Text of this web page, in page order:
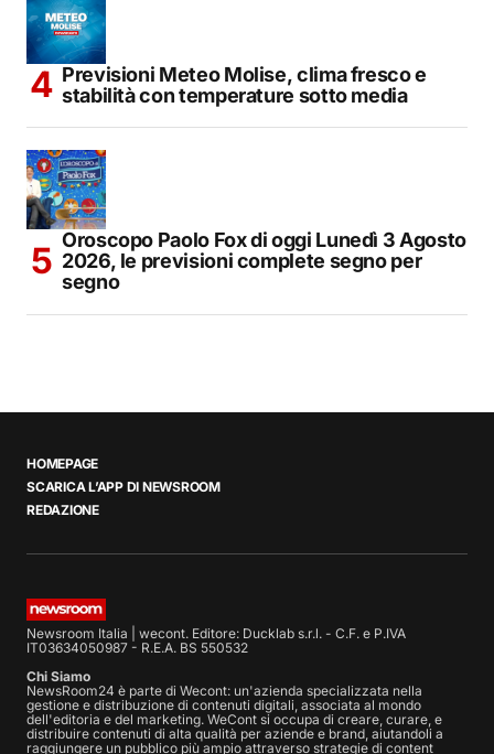
Previsioni Meteo Molise, clima fresco e
stabilità con temperature sotto media
Oroscopo Paolo Fox di oggi Lunedì 3 Agosto
2026, le previsioni complete segno per
segno
HOMEPAGE
SCARICA L’APP DI NEWSROOM
REDAZIONE
Newsroom Italia | wecont. Editore: Ducklab s.r.l. - C.F. e P.IVA
IT03634050987 - R.E.A. BS 550532
Chi Siamo
NewsRoom24 è parte di Wecont: un'azienda specializzata nella
gestione e distribuzione di contenuti digitali, associata al mondo
dell'editoria e del marketing. WeCont si occupa di creare, curare, e
distribuire contenuti di alta qualità per aziende e brand, aiutandoli a
raggiungere un pubblico più ampio attraverso strategie di content